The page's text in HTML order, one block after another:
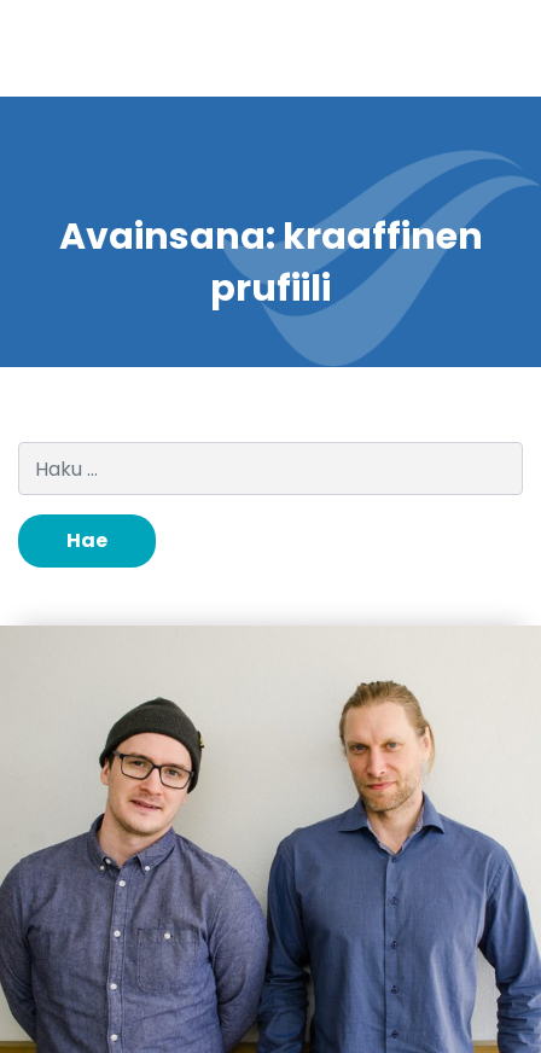
Avainsana:kraaffinen
prufiili
Haku: